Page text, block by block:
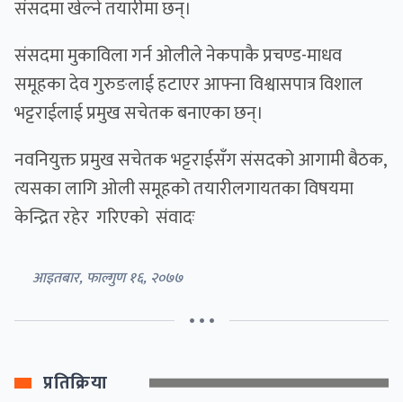
संसदमा खेल्ने तयारीमा छन्।
संसदमा मुकाविला गर्न ओलीले नेकपाकै प्रचण्ड-माधव
समूहका देव गुरुङलाई हटाएर आफ्ना विश्वासपात्र विशाल
भट्टराईलाई प्रमुख सचेतक बनाएका छन्।
नवनियुक्त प्रमुख सचेतक भट्टराईसँग संसदको आगामी बैठक,
त्यसका लागि ओली समूहको तयारीलगायतका विषयमा
केन्द्रित रहेर गरिएकाे संवादः
आइतबार, फाल्गुण १६, २०७७
• • •
प्रतिक्रिया